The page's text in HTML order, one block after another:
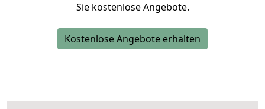
Sie kostenlose Angebote.
Kostenlose Angebote erhalten